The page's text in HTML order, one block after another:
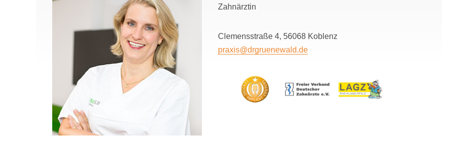
Zahnärztin
Clemensstraße 4, 56068 Koblenz
praxis@drgruenewald.de